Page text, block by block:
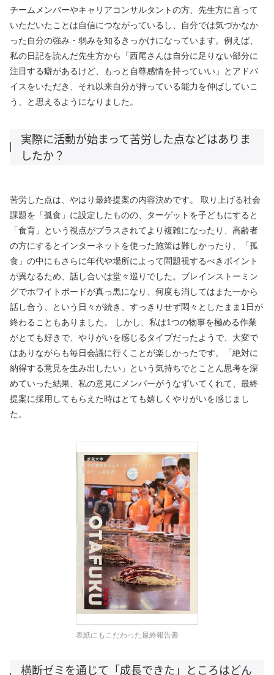
チームメンバーやキャリアコンサルタントの方、先生方に言って
いただいたことは自信につながっているし、自分では気づかなか
った自分の強み・弱みを知るきっかけになっています。例えば、
私の日記を読んだ先生方から「西尾さんは自分に足りない部分に
注目する癖があるけど、もっと自尊感情を持っていい」とアドバ
イスをいただき、それ以来自分が持っている能力を伸ばしていこ
う、と思えるようになりました。
実際に活動が始まって苦労した点などはありま
したか？
表紙にもこだわった最終報告書
苦労した点は、やはり最終提案の内容決めです。 取り上げる社会
課題を「孤食」に設定したものの、ターゲットを子どもにすると
「食育」という視点がプラスされてより複雑になったり、高齢者
の方にするとインターネットを使った施策は難しかったり、「孤
食」の中にもさらに年代や場所によって問題視するべきポイント
が異なるため、話し合いは堂々巡りでした。ブレインストーミン
グでホワイトボードが真っ黒になり、何度も消してはまた一から
話し合う、という日々が続き、すっきりせず悶々としたまま1日が
終わることもありました。 しかし、私は1つの物事を極める作業
がとても好きで、やりがいを感じるタイプだったようで、大変で
はありながらも毎日会議に行くことが楽しかったです。「絶対に
納得する意見を生み出したい」という気持ちでとことん思考を深
めていった結果、私の意見にメンバーがうなずいてくれて、最終
提案に採用してもらえた時はとても嬉しくやりがいを感じまし
た。
横断ゼミを通じて「成長できた」ところはどん